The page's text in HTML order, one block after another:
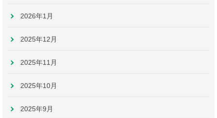
2026年1月
2025年12月
2025年11月
2025年10月
2025年9月